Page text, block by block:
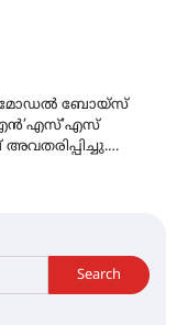
മോഡൽ ബോയ്സ്
എൻ’എസ്’എസ്
Search